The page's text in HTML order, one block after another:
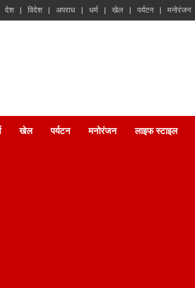
देश विदेश अपराध धर्म खेल पर्यटन मनोरंजन
खेल पर्यटन मनोरंजन लाइफ स्टाइल